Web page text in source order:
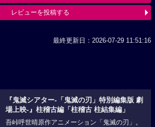
レビューを投稿する
最終更新日：2026-07-29 11:51:16
『鬼滅シアター-「鬼滅の刃」特別編集版 劇
場上映-』柱稽古編「柱稽古 柱結集編」
吾峠呼世晴原作アニメーション「鬼滅の刃」。